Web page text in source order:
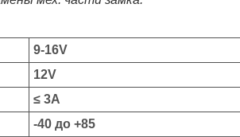
9-16V
12V
≤ 3А
-40 до +85